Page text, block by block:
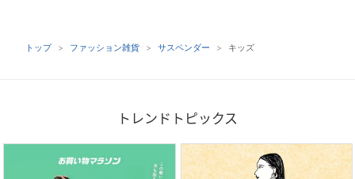
トップ ファッション雑貨 サスペンダー キッズ
トレンドトピックス